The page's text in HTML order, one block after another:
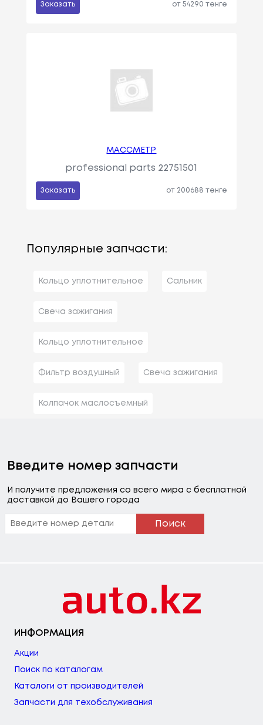
Заказать от 54290 тенге
МАССМЕТР
professional parts 22751501
Заказать от 200688 тенге
Популярные запчасти:
Кольцо уплотнительное Сальник
Свеча зажигания
Кольцо уплотнительное
Фильтр воздушный Свеча зажигания
Колпачок маслосъемный
Введите номер запчасти
И получите предложения со всего мира с бесплатной
доставкой до Вашего города
Поиск
ИНФОРМАЦИЯ
Акции
Поиск по каталогам
Каталоги от производителей
Запчасти для техобслуживания